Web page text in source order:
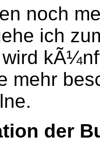
noch
ich
mehr
der